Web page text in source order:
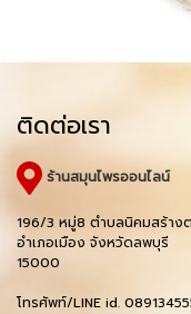
ติดต่อเรา
ร้านสมุนไพรออนไลน์
196/3 หมู่8 ตำบลนิคมสร้าง
อำเภอเมือง จังหวัดลพบุรี
15000
โทรศัพท์/LINE id.